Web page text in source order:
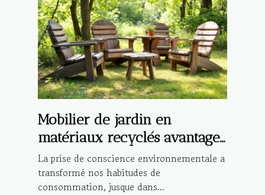
Mobilier de jardin en
matériaux recyclés avantages
et sélection
La prise de conscience environnementale a
transformé nos habitudes de
consommation, jusque dans...